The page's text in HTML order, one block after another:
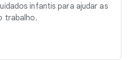
infantis para ajudar as
trabalho.